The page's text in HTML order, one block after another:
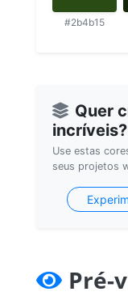
#2b4b15
Quer
incríveis?
Use estas
seus projetos
Pré-